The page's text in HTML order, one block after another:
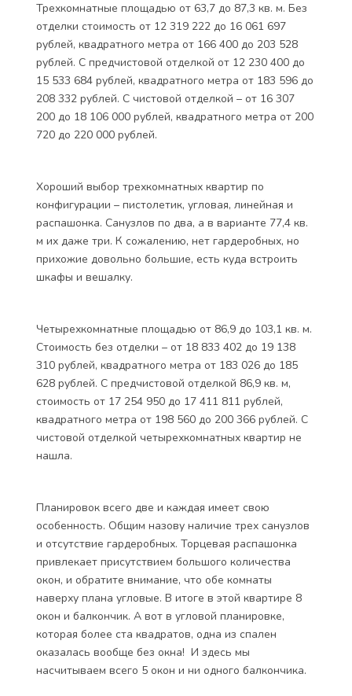
Трехкомнатные площадью от 63,7 до 87,3 кв. м. Без
отделки стоимость от 12 319 222 до 16 061 697
рублей, квадратного метра от 166 400 до 203 528
рублей. С предчистовой отделкой от 12 230 400 до
15 533 684 рублей, квадратного метра от 183 596 до
208 332 рублей. С чистовой отделкой – от 16 307
200 до 18 106 000 рублей, квадратного метра от 200
720 до 220 000 рублей.
Хороший выбор трехкомнатных квартир по
конфигурации – пистолетик, угловая, линейная и
распашонка. Санузлов по два, а в варианте 77,4 кв.
м их даже три. К сожалению, нет гардеробных, но
прихожие довольно большие, есть куда встроить
шкафы и вешалку.
Четырехкомнатные площадью от 86,9 до 103,1 кв. м.
Стоимость без отделки – от 18 833 402 до 19 138
310 рублей, квадратного метра от 183 026 до 185
628 рублей. С предчистовой отделкой 86,9 кв. м,
стоимость от 17 254 950 до 17 411 811 рублей,
квадратного метра от 198 560 до 200 366 рублей. С
чистовой отделкой четырехкомнатных квартир не
нашла.
Планировок всего две и каждая имеет свою
особенность. Общим назову наличие трех санузлов
и отсутствие гардеробных. Торцевая распашонка
привлекает присутствием большого количества
окон, и обратите внимание, что обе комнаты
наверху плана угловые. В итоге в этой квартире 8
окон и балкончик. А вот в угловой планировке,
которая более ста квадратов, одна из спален
оказалась вообще без окна! И здесь мы
насчитываем всего 5 окон и ни одного балкончика.